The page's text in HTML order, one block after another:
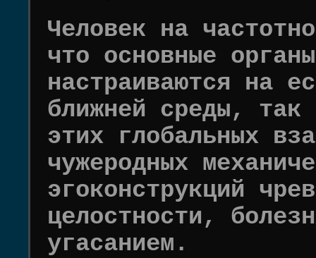
Человек на
что основные
настраиваются на
ближней среды, так
этих глобальных
чужеродных
эгоконструкций
целостности,
угасанием.